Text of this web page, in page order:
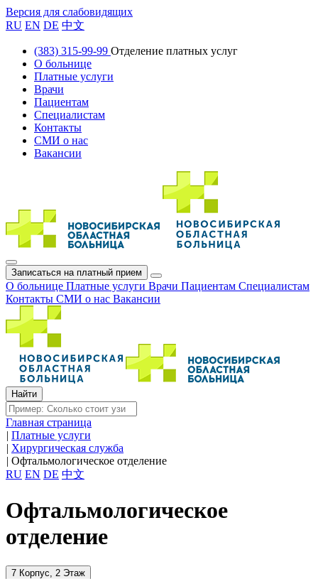
Версия для слабовидящих
RU EN DE 中文
(383) 315-99-99 Отделение платных услуг
О больнице
Платные услуги
Врачи
Пациентам
Специалистам
Контакты
СМИ о нас
Вакансии
Записаться на платный прием
О больнице Платные услуги Врачи Пациентам Специалистам
Контакты СМИ о нас Вакансии
Главная страница
| Платные услуги
| Хирургическая служба
| Офтальмологическое отделение
RU EN DE 中文
Офтальмологическое
отделение
7 Корпус, 2 Этаж